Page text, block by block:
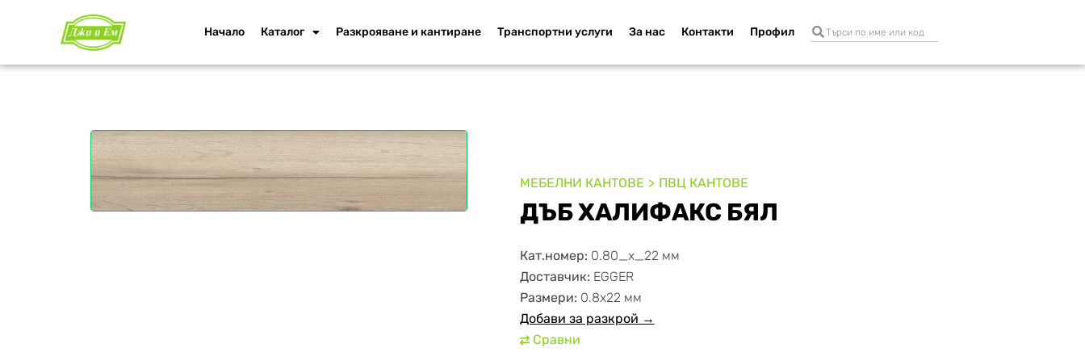
Начало Каталог Разкрояване и кантиране Транспортни услуги За нас Контакти Профил
МЕБЕЛНИ КАНТОВЕ ПВЦ КАНТОВЕ
ДЪБ ХАЛИФАКС БЯЛ
Кат.номер: 0.80_x_22 мм
Доставчик: EGGER
Размери: 0.8х22 мм
Добави за разкрой →
⇄Сравни